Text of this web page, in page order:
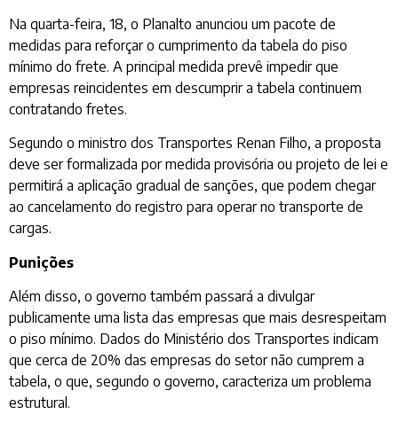
Na quarta-feira, 18, o Planalto anunciou um pacote de
medidas para reforçar o cumprimento da tabela do piso
mínimo do frete. A principal medida prevê impedir que
empresas reincidentes em descumprir a tabela continuem
contratando fretes.
Segundo o ministro dos Transportes Renan Filho, a proposta
deve ser formalizada por medida provisória ou projeto de lei e
permitirá a aplicação gradual de sanções, que podem chegar
ao cancelamento do registro para operar no transporte de
cargas.
Punições
Além disso, o governo também passará a divulgar
publicamente uma lista das empresas que mais desrespeitam
o piso mínimo. Dados do Ministério dos Transportes indicam
que cerca de 20% das empresas do setor não cumprem a
tabela, o que, segundo o governo, caracteriza um problema
estrutural.